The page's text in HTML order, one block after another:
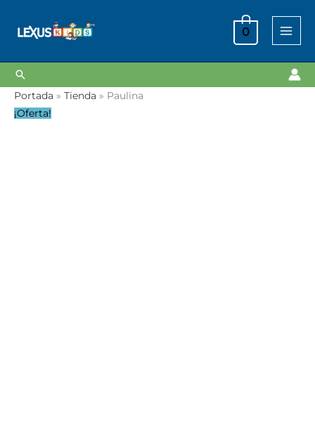
contenido
0
Buscar
Portada » Tienda » Paulina
¡Oferta!
Paulina
cantidad